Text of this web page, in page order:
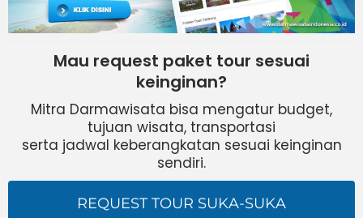
Mau request paket tour sesuai
keinginan?
Mitra Darmawisata bisa mengatur budget,
tujuan wisata, transportasi
serta jadwal keberangkatan sesuai keinginan
sendiri.
REQUEST TOUR SUKA-SUKA